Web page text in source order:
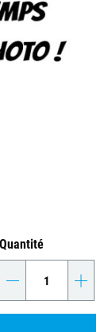
Quantité
- +